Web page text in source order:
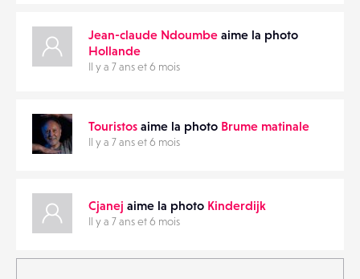
Jean-claude Ndoumbe aime la photo
Hollande
Il y a 7 ans et 6 mois
Touristos aime la photo Brume matinale
Il y a 7 ans et 6 mois
Cjanej aime la photo Kinderdijk
Il y a 7 ans et 6 mois